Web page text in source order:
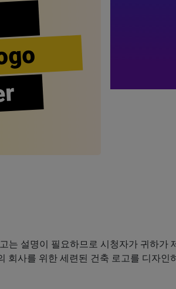
는 설명이 필요하므로 시청자가 귀하가
회사를 위한 세련된 건축 로고를 디자인